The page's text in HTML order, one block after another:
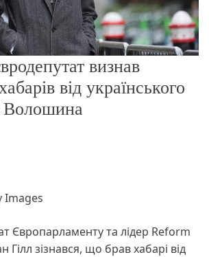
визнав
від українського
Волошина
Images
Європарламенту та лідер Reform
Гілл зізнався, що брав хабарі від